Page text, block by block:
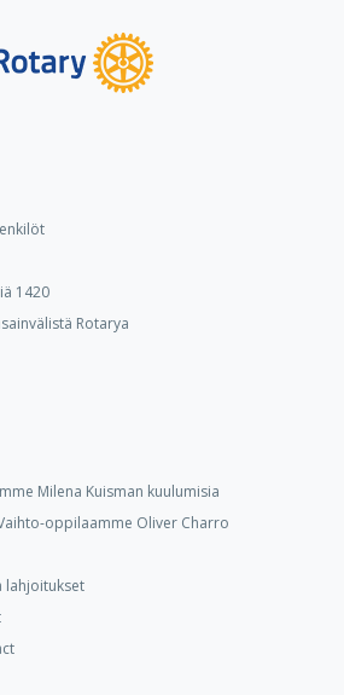
1420
Rotarya
Milena Kuisman kuulumisia
oppilaamme Oliver Charro
lahjoitukset